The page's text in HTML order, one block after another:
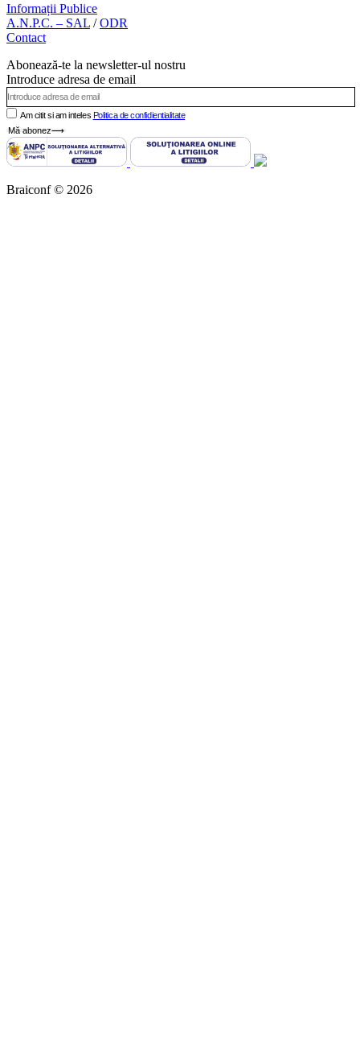
Informații Publice
A.N.P.C. – SAL /ODR
Contact
Abonează-te la newsletter-ul nostru
Introduce adresa de email
Am citit si am inteles Politica de confidientialitate
Mă abonez⟶
Braiconf © 2026